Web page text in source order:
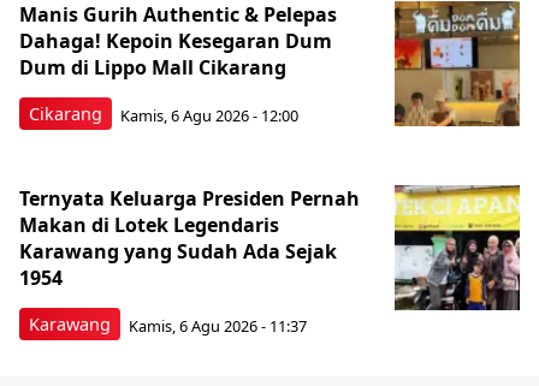
Cikarang
Manis Gurih Authentic & Pelepas
Dahaga! Kepoin Kesegaran Dum
Dum di Lippo Mall Cikarang
Kamis, 6 Agu 2026 - 12:00
Karawang
Ternyata Keluarga Presiden Pernah
Makan di Lotek Legendaris
Karawang yang Sudah Ada Sejak
1954
Kamis, 6 Agu 2026 - 11:37